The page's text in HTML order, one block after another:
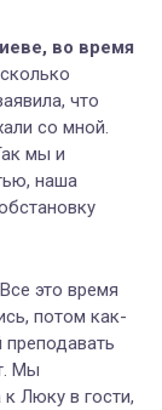
во время
что
со мной.
мы и
наша
Все это время
потом как-
преподавать
Мы
Люку в гости,